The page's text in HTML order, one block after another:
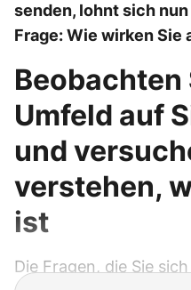
senden, lohnt sich
Frage: Wie wirken Sie
Beobachten
Umfeld auf
und
verstehen,
ist
Die Fragen, die Sie